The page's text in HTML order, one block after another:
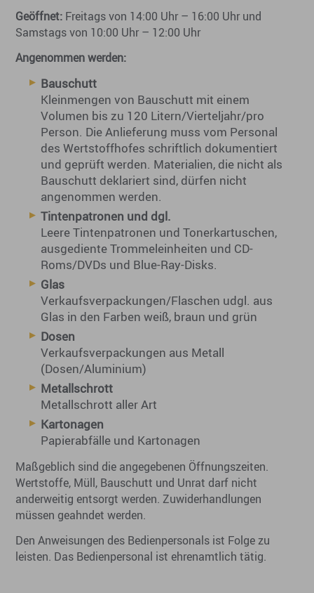
Geöffnet: Freitags von 14:00 Uhr – 16:00 Uhr und
Samstags von 10:00 Uhr – 12:00 Uhr
Angenommen werden:
Bauschutt
Kleinmengen von Bauschutt mit einem
Volumen bis zu 120 Litern/Vierteljahr/pro
Person. Die Anlieferung muss vom Personal
des Wertstoffhofes schriftlich dokumentiert
und geprüft werden. Materialien, die nicht als
Bauschutt deklariert sind, dürfen nicht
angenommen werden.
Tintenpatronen und dgl.
Leere Tintenpatronen und Tonerkartuschen,
ausgediente Trommeleinheiten und CD-
Roms/DVDs und Blue-Ray-Disks.
Glas
Verkaufsverpackungen/Flaschen udgl. aus
Glas in den Farben weiß, braun und grün
Dosen
Verkaufsverpackungen aus Metall
(Dosen/Aluminium)
Metallschrott
Metallschrott aller Art
Kartonagen
Papierabfälle und Kartonagen
Maßgeblich sind die angegebenen Öffnungszeiten.
Wertstoffe, Müll, Bauschutt und Unrat darf nicht
anderweitig entsorgt werden. Zuwiderhandlungen
müssen geahndet werden.
Den Anweisungen des Bedienpersonals ist Folge zu
leisten. Das Bedienpersonal ist ehrenamtlich tätig.